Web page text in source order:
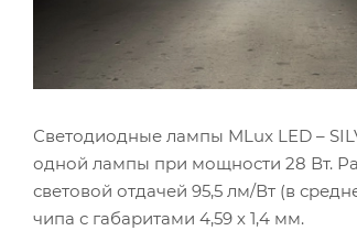
Светодиодные лампы MLux LED –
одной лампы при мощности 28 Вт.
световой отдачей 95,5 лм/Вт (в
чипа с габаритами 4,59 х 1,4 мм.